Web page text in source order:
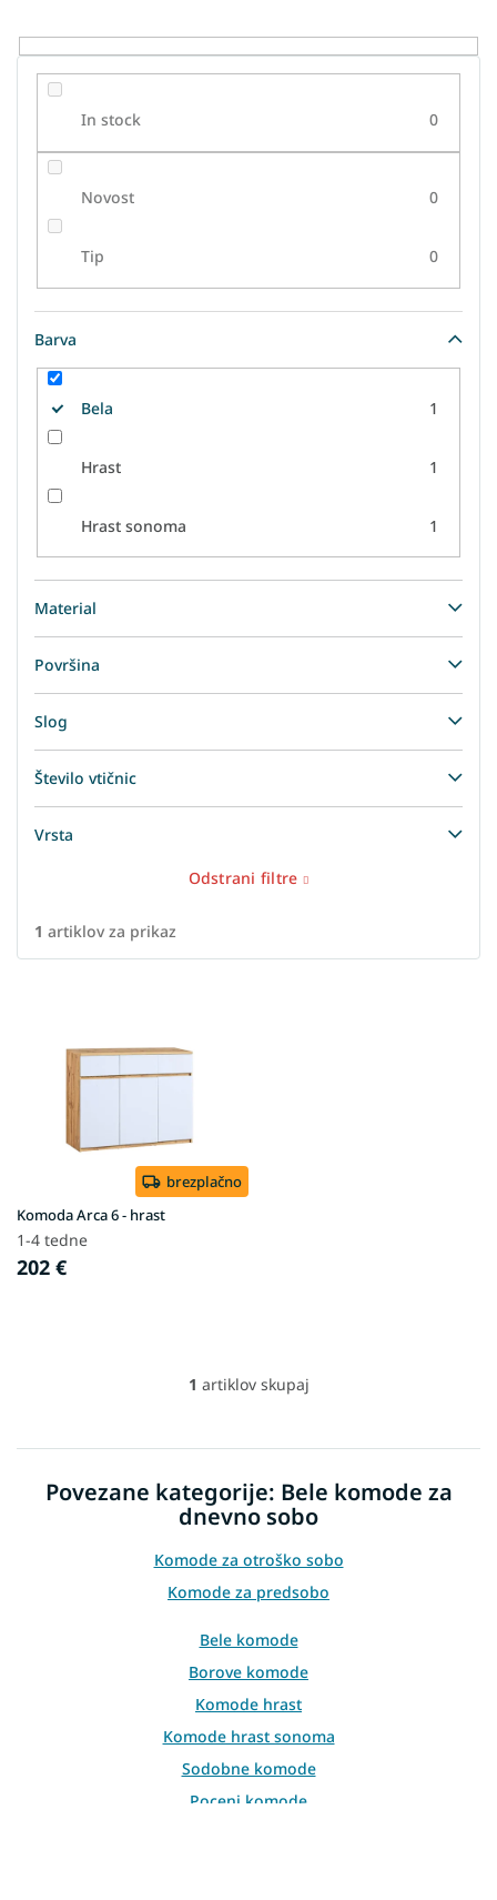
e
l
In stock 0
Novost 0
Tip 0
Barva
Bela 1
Hrast 1
Hrast sonoma 1
Material
Površina
Slog
Število vtičnic
Vrsta
Odstrani filtre
1 artiklov za prikaz
d
u
c
t
brezplačno
Komoda Arca 6 - hrast
1-4 tedne
202 €
L
t
i
n
g
o
n
t
o
l
s
1 artiklov skupaj
Povezane kategorije: Bele komode za
dnevno sobo
Komode za otroško sobo
Komode za predsobo
Bele komode
Borove komode
Komode hrast
Komode hrast sonoma
Sodobne komode
Poceni komode